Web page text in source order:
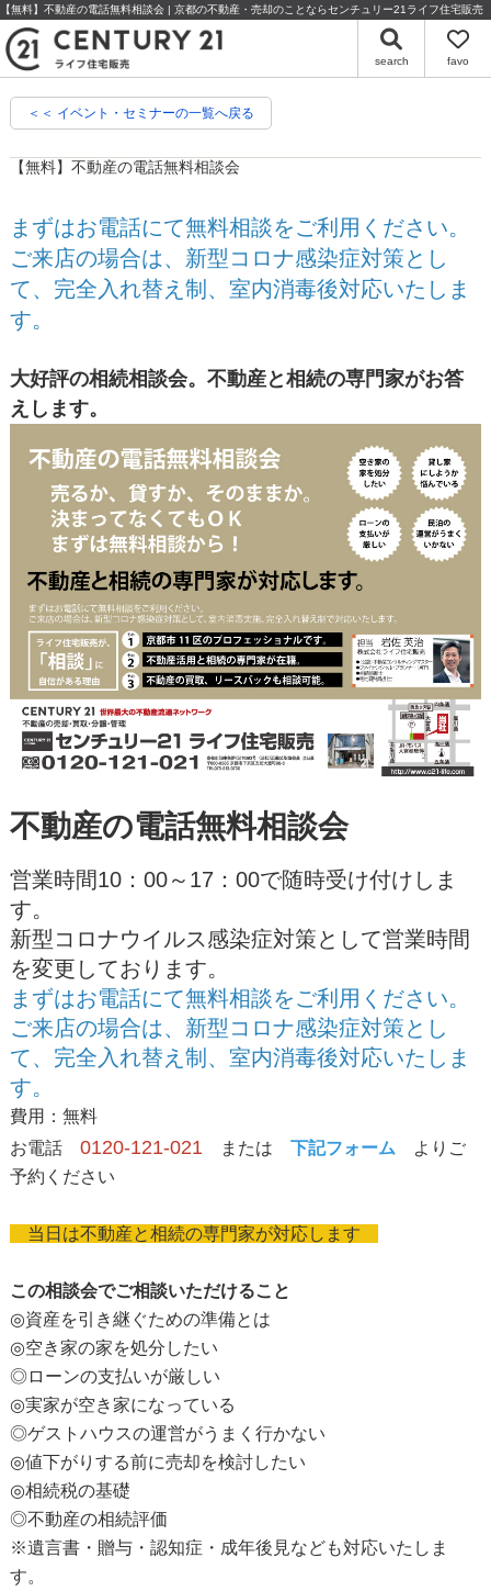
【無料】不動産の電話無料相談会 | 京都の不動産・売却のことならセンチュリー21ライフ住宅販売
search favo
＜＜ イベント・セミナーの一覧へ戻る
【無料】不動産の電話無料相談会
まずはお電話にて無料相談をご利用ください。
ご来店の場合は、新型コロナ感染症対策とし
て、完全入れ替え制、室内消毒後対応いたしま
す。
大好評の相続相談会。不動産と相続の専門家がお答
えします。
不動産の電話無料相談会
営業時間10：00～17：00で随時受け付けしま
す。
新型コロナウイルス感染症対策として営業時間
を変更しております。
まずはお電話にて無料相談をご利用ください。
ご来店の場合は、新型コロナ感染症対策とし
て、完全入れ替え制、室内消毒後対応いたしま
す。
費用：無料
お電話 0120-121-021 または 下記フォーム よりご
予約ください
当日は不動産と相続の専門家が対応します
この相談会でご相談いただけること
◎資産を引き継ぐための準備とは
◎空き家の家を処分したい
◎ローンの支払いが厳しい
◎実家が空き家になっている
◎ゲストハウスの運営がうまく行かない
◎値下がりする前に売却を検討したい
◎相続税の基礎
◎不動産の相続評価
※遺言書・贈与・認知症・成年後見なども対応いたしま
す。